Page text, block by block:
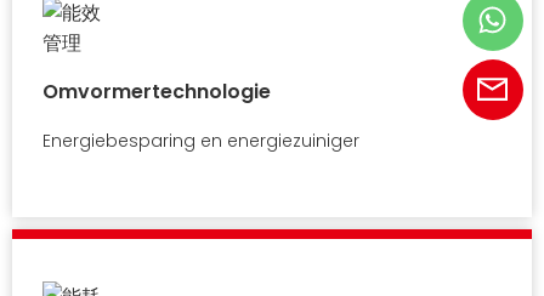
Omvormertechnologie
Energiebesparing en energiezuiniger